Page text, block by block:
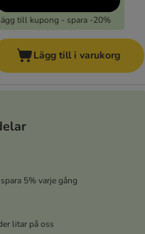
till kupong - spara -20%
Lägg till i varukorg
5% varje gång
litar på oss